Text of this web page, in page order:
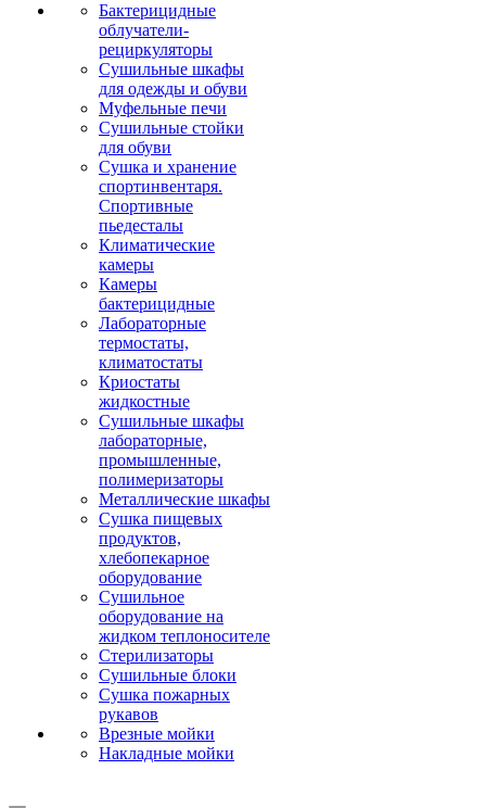
Бактерицидные
облучатели-
рециркуляторы
Сушильные шкафы
для одежды и обуви
Муфельные печи
Сушильные стойки
для обуви
Сушка и хранение
спортинвентаря.
Спортивные
пьедесталы
Климатические
камеры
Камеры
бактерицидные
Лабораторные
термостаты,
климатостаты
Криостаты
жидкостные
Сушильные шкафы
лабораторные,
промышленные,
полимеризаторы
Металлические шкафы
Сушка пищевых
продуктов,
хлебопекарное
оборудование
Сушильное
оборудование на
жидком теплоносителе
Стерилизаторы
Сушильные блоки
Сушка пожарных
рукавов
Врезные мойки
Накладные мойки